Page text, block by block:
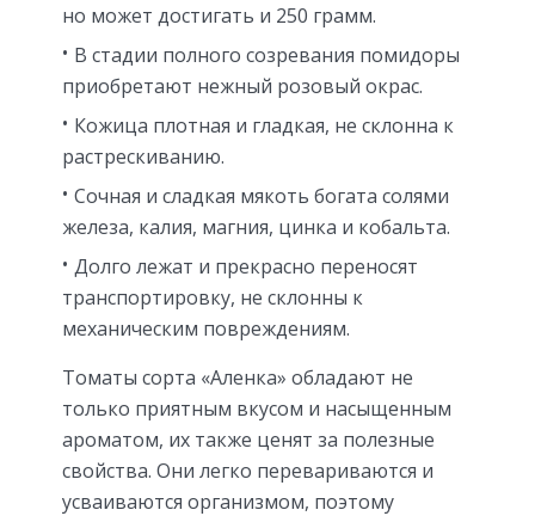
но может достигать и 250 грамм.
В стадии полного созревания помидоры
приобретают нежный розовый окрас.
Кожица плотная и гладкая, не склонна к
растрескиванию.
Сочная и сладкая мякоть богата солями
железа, калия, магния, цинка и кобальта.
Долго лежат и прекрасно переносят
транспортировку, не склонны к
механическим повреждениям.
Томаты сорта «Аленка» обладают не
только приятным вкусом и насыщенным
ароматом, их также ценят за полезные
свойства. Они легко перевариваются и
усваиваются организмом, поэтому